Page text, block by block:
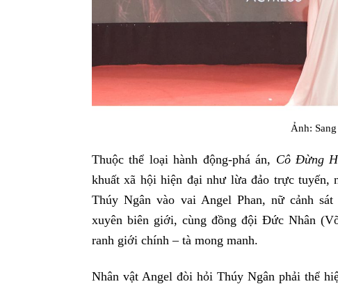
Ảnh:
Thuộc thể loại hành động-phá án, Cô Đừng
khuất xã hội hiện đại như lừa đảo trực tuyến,
Thúy Ngân vào vai Angel Phan, nữ cảnh
xuyên biên giới, cùng đồng đội Đức Nhân
ranh giới chính – tà mong manh.
Nhân vật Angel đòi hỏi Thúy Ngân phải thể